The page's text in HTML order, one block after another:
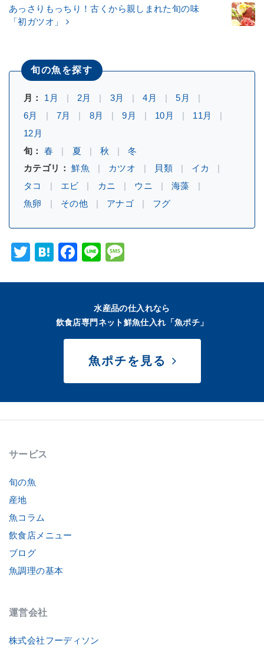
あっさりもっちり！古くから親しまれた旬の味
「初ガツオ」
旬の魚を探す
月： 1月 2月 3月 4月
5月
6月
7月 8月 9月 10月
11月
12月
旬：
春 夏 秋
冬
カテゴリ：
鮮魚 カツオ 貝類
イカ
タコ
エビ カニ ウニ
海藻
魚卵
その他 アナゴ フグ
Twitter
Hatena
Facebook
Line
水産品の仕入れなら
飲食店専門ネット鮮魚仕入れ「魚ポチ」
魚ポチを見る
サービス
旬の魚
産地
魚コラム
飲食店メニュー
ブログ
魚調理の基本
運営会社
株式会社フーディソン